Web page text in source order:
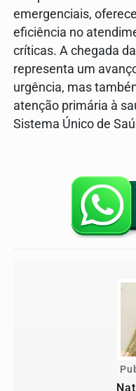
emergenciais,
eficiência no
críticas. A chegada
representa um
urgência, mas
atenção primária à
Sistema Único de